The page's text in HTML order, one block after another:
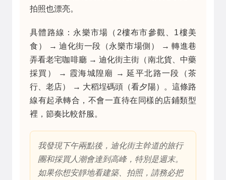
拍照也漂亮。
具體路線：永樂市場（2樓布市參觀、1樓美
食） → 迪化街一段（永樂市場側） → 轉進巷
弄看老宅咖啡廳 → 迪化街主街（南北貨、中藥
採買） → 霞海城隍廟 → 延平北路一段（茶
行、老店） → 大稻埕碼頭（看夕陽）。這條路
線有起承轉合，不會一直待在同樣的店鋪類型
裡，節奏比較舒服。
我發現下午兩點後，迪化街主幹道的旅行
團和採買人潮會達到高峰，特別是週末。
如果你想安靜地看建築、拍照，請務必把